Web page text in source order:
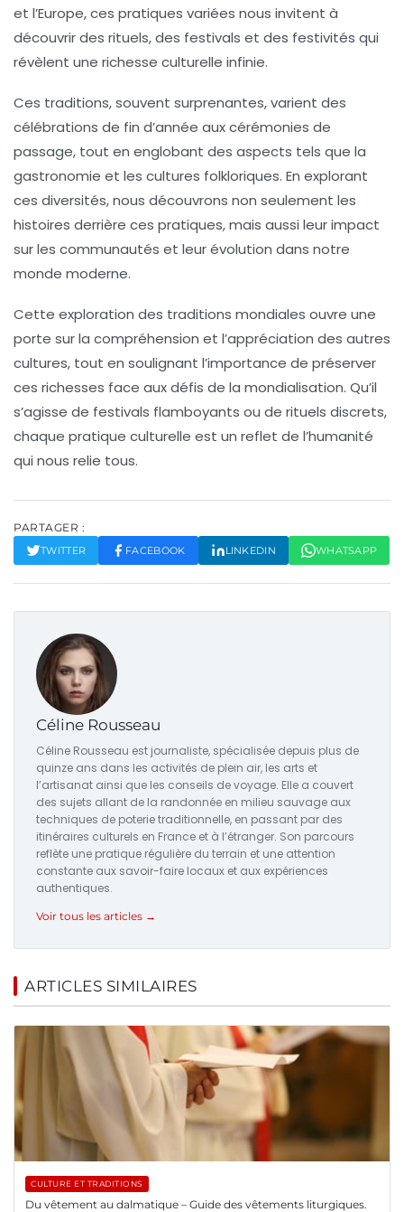
et l’Europe, ces pratiques variées nous invitent à
découvrir des rituels, des festivals et des festivités qui
révèlent une richesse culturelle infinie.
Ces traditions, souvent surprenantes, varient des
célébrations de fin d’année aux cérémonies de
passage, tout en englobant des aspects tels que la
gastronomie et les cultures folkloriques. En explorant
ces diversités, nous découvrons non seulement les
histoires derrière ces pratiques, mais aussi leur impact
sur les communautés et leurévolution dans notre
monde moderne.
Cette exploration des traditions mondiales ouvre une
porte sur la compréhension et l’appréciation des autres
cultures, tout en soulignant l’importance de préserver
ces richesses face aux défis de la mondialisation. Qu’il
s’agisse de festivals flamboyants ou de rituels discrets,
chaque pratique culturelle est un reflet de l’humanité
qui nous relie tous.
PARTAGER :
TWITTER FACEBOOK LINKEDIN WHATSAPP
Céline Rousseau
Céline Rousseau est journaliste, spécialisée depuis plus de
quinze ans dans les activités de plein air, les arts et
l’artisanat ainsi que les conseils de voyage. Elle a couvert
des sujets allant de la randonnée en milieu sauvage aux
techniques de poterie traditionnelle, en passant par des
itinéraires culturels en France et à l’étranger. Son parcours
reflète une pratique régulière du terrain et une attention
constante aux savoir-faire locaux et aux expériences
authentiques.
Voir tous les articles →
ARTICLES SIMILAIRES
CULTURE ET TRADITIONS
Du vêtement au dalmatique – Guide des vêtements liturgiques.